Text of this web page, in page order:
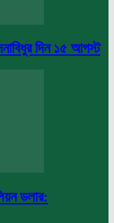
দিন ১৫ আগস্ট
ডলার: